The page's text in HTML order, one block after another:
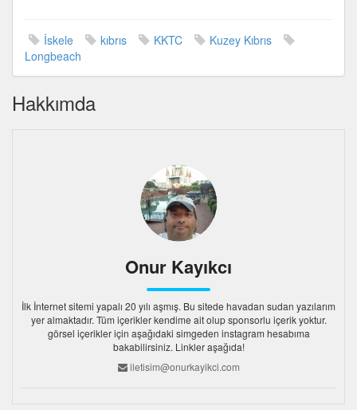
İskele kıbrıs KKTC
Kuzey Kıbrıs
Longbeach
Hakkımda
Onur Kayıkcı
İlk İnternet sitemi yapalı 20 yılı aşmış. Bu sitede havadan sudan yazılarım
yer almaktadır. Tüm içerikler kendime ait olup sponsorlu içerik yoktur.
görsel içerikler için aşağıdaki simgeden instagram hesabıma
bakabilirsiniz. Linkler aşağıda!
iletisim@onurkayikci.com